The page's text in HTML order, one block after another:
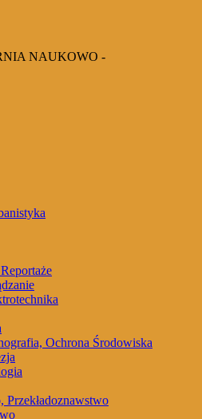
NAUKOWO -
Ochrona Środowiska
Przekładoznawstwo